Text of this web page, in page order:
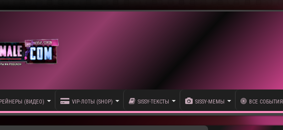
(ВИДЕО) VIP-ЛОТЫ (SHOP) SISSY-ТЕКСТЫ SISSY-МЕМЫ ВСЕ СОБЫТИЯ